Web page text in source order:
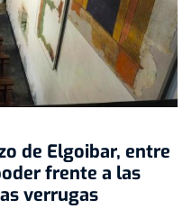
de Elgoibar, entre
frente a las
verrugas